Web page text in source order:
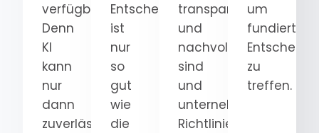
verfügbar.
Denn
KI
kann
nur
dann
zuverlässig
Entscheidung
ist
nur
so
gut
wie
die
transparent
und
nachvollziehbar
sind
und
unternehmensweiten
Richtlinien
um
fundierte
zu
treffen.